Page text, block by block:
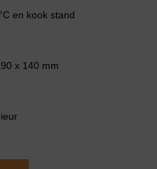
en kook stand
x 140 mm